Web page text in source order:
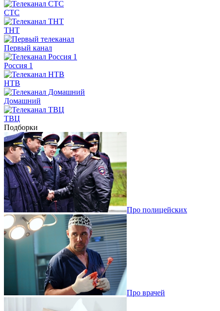
СТС
ТНТ
Первый канал
Россия 1
НТВ
Домашний
ТВЦ
Подборки
Про полицейских
Про врачей